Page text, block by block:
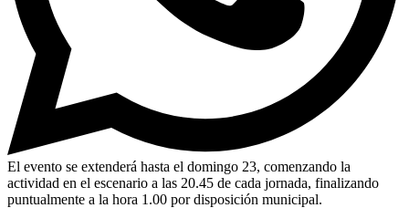
El evento se extenderá hasta el domingo 23, comenzando la
actividad en el escenario a las 20.45 de cada jornada, finalizando
puntualmente a la hora 1.00 por disposición municipal.